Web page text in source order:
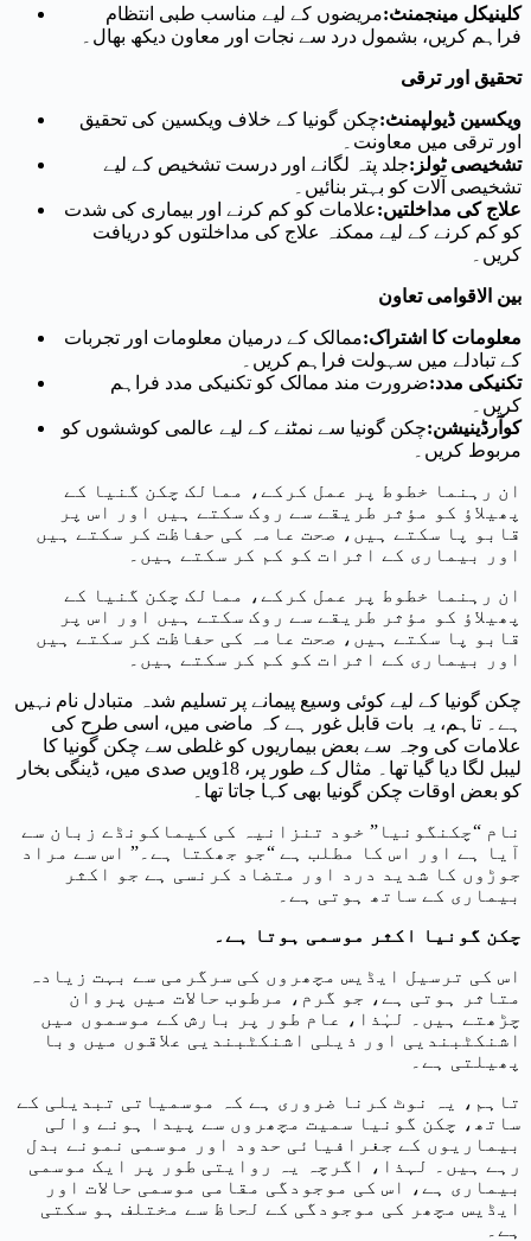
کلینیکل مینجمنٹ:مریضوں کے لیے مناسب طبی انتظام
فراہم کریں، بشمول درد سے نجات اور معاون دیکھ بھال۔
تحقیق اور ترقی
ویکسین ڈیولپمنٹ:چکن گونیا کے خلاف ویکسین کی تحقیق
اور ترقی میں معاونت۔
تشخیصی ٹولز :جلد پتہ لگانے اور درست تشخیص کے لیے
تشخیصی آلات کو بہتر بنائیں۔
علاج کی مداخلتیں:علامات کو کم کرنے اور بیماری کی شدت
کو کم کرنے کے لیے ممکنہ علاج کی مداخلتوں کو دریافت
کریں۔
بین الاقوامی تعاون
معلومات کا اشتراک:ممالک کے درمیان معلومات اور تجربات
کے تبادلے میں سہولت فراہم کریں۔
تکنیکی مدد:ضرورت مند ممالک کو تکنیکی مدد فراہم
کریں۔
کوآرڈینیشن:چکن گونیا سے نمٹنے کے لیے عالمی کوششوں کو
مربوط کریں۔
ان رہنما خطوط پر عمل کرکے، ممالک چکن گنیا کے
پھیلاؤ کو مؤثر طریقے سے روک سکتے ہیں اور اس پر
قابو پا سکتے ہیں، صحت عامہ کی حفاظت کر سکتے ہیں
اور بیماری کے اثرات کو کم کر سکتے ہیں۔
ان رہنما خطوط پر عمل کرکے، ممالک چکن گنیا کے
پھیلاؤ کو مؤثر طریقے سے روک سکتے ہیں اور اس پر
قابو پا سکتے ہیں، صحت عامہ کی حفاظت کر سکتے ہیں
اور بیماری کے اثرات کو کم کر سکتے ہیں۔
چکن گونیا کے لیے کوئی وسیع پیمانے پر تسلیم شدہ متبادل نام نہیں
ہے۔ تاہم، یہ بات قابل غور ہے کہ ماضی میں، اسی طرح کی
علامات کی وجہ سے بعض بیماریوں کو غلطی سے چکن گونیا کا
لیبل لگا دیا گیا تھا۔ مثال کے طور پر، 18ویں صدی میں، ڈینگی بخار
کو بعض اوقات چکن گونیا بھی کہا جاتا تھا۔
نام “چکنگونیا” خود تنزانیہ کی کیماکونڈے زبان سے
آیا ہے اور اس کا مطلب ہے “جو جھکتا ہے۔” اس سے مراد
جوڑوں کا شدید درد اور متضاد کرنسی ہے جو اکثر
بیماری کے ساتھ ہوتی ہے۔
چکن گونیا اکثر موسمی ہوتا ہے۔
اس کی ترسیل ایڈیس مچھروں کی سرگرمی سے بہت زیادہ
متاثر ہوتی ہے، جو گرم، مرطوب حالات میں پروان
چڑھتے ہیں۔ لہٰذا، عام طور پر بارش کے موسموں میں
اشنکٹبندیی اور ذیلی اشنکٹبندیی علاقوں میں وبا
پھیلتی ہے۔
تاہم، یہ نوٹ کرنا ضروری ہے کہ موسمیاتی تبدیلی کے
ساتھ، چکن گونیا سمیت مچھروں سے پیدا ہونے والی
بیماریوں کے جغرافیائی حدود اور موسمی نمونے بدل
رہے ہیں۔ لہذا، اگرچہ یہ روایتی طور پر ایک موسمی
بیماری ہے، اس کی موجودگی مقامی موسمی حالات اور
ایڈیس مچھر کی موجودگی کے لحاظ سے مختلف ہو سکتی
ہے۔